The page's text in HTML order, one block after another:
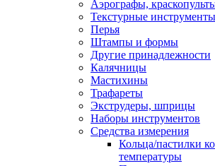
Аэрографы,
Текстурные инструменты
Перья
Штампы и формы
Другие принадлежности
Калячницы
Мастихины
Трафареты
Экструдеры, шприцы
Наборы инструментов
Средства измерения
Кольца/пастилки
температуры